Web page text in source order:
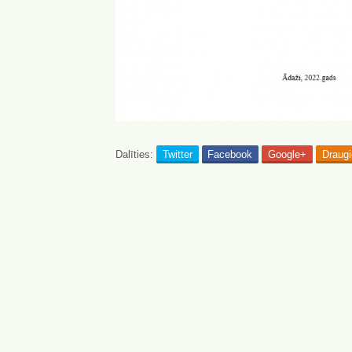
Dalīties: Twitter Facebook Google+